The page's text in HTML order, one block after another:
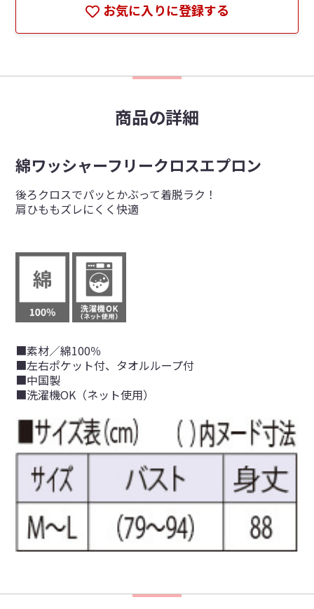
お気に入りに登録する
商品の詳細
綿ワッシャーフリークロスエプロン
後ろクロスでパッとかぶって着脱ラク！
肩ひももズレにくく快適
■素材／綿100％
■左右ポケット付、タオルループ付
■中国製
■洗濯機OK（ネット使用）